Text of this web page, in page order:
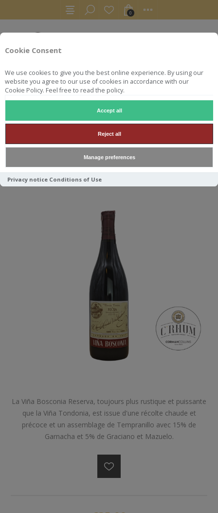
Cookie Consent
We use cookies to give you the best online experience. By using our
website you agree to our use of cookies in accordance with our
Cookie Policy. Feel free to read the policy.
Accept all
Reject all
Manage preferences
Privacy notice Conditions of Use
0
TONDONIA BOSCONIA 2010
La Viña Bosconia Reserva, toujours plus rustique et puissante
que la Viña Tondonia, est issue d'une récolte chaude et
précoce et un assemblage de Tempranillo avec 15% de
Garnacha et 5% de Graciano et Mazuelo.